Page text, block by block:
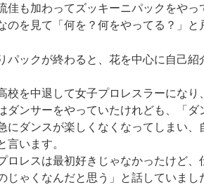
佳も加わってズッキーニパックをや
のを見て 「何を？何をやってる？」 と
パックが終わると、花を中心に自己
校を中退して女子プロレスラーになり
ダンサーをやっていたけれども、「
にダンスが楽しくなくなってしまい、
言います。
ロレスは最初好きじゃなかったけど、
じゃくなんだと思う」 と話していまし